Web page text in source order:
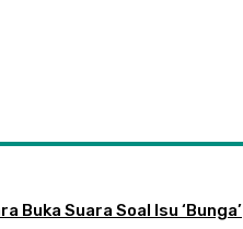
Buka Suara Soal Isu ‘Bunga’